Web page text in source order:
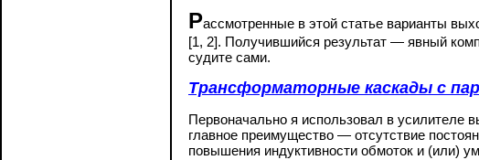
Рассмотренные в этой статье варианты
[1, 2]. Получившийся результат — явный
судите сами.
Трансформаторные каскады с
Первоначально я использовал в усилителе
главное преимущество — отсутствие
повышения индуктивности обмоток и (или)